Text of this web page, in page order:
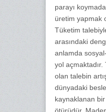
parayı
üretim yapmak
Tüketim
arasındaki
anlamda
yol açmaktadır.
olan talebin
dünyadaki
kaynaklanan